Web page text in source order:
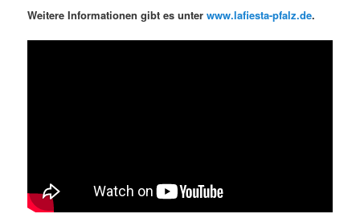
Weitere Informationen gibt es unterwww.lafiesta-pfalz.de.